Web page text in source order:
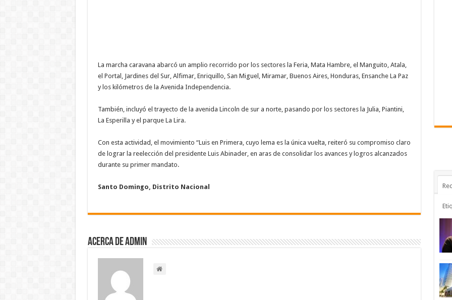
La marcha caravana abarcó un amplio recorrido por los sectores la Feria, Mata Hambre, el Manguito, Atala,
el Portal, Jardines del Sur, Alfimar, Enriquillo, San Miguel, Miramar, Buenos Aires, Honduras, Ensanche La Paz
y los kilómetros de la Avenida Independencia.
También, incluyó el trayecto de la avenida Lincoln de sur a norte, pasando por los sectores la Julia, Piantini,
La Esperilla y el parque La Lira.
Con esta actividad, el movimiento “Luis en Primera, cuyo lema es la única vuelta, reiteró su compromiso claro
de lograr la reelección del presidente Luis Abinader, en aras de consolidar los avances y logros alcanzados
durante su primer mandato.
Santo Domingo, Distrito Nacional
Acerca de admin